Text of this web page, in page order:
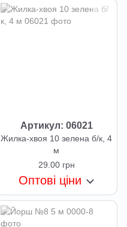
Артикул: 06021
Жилка-хвоя 10 зелена б/к, 4
м
29.00 грн
Оптові ціни